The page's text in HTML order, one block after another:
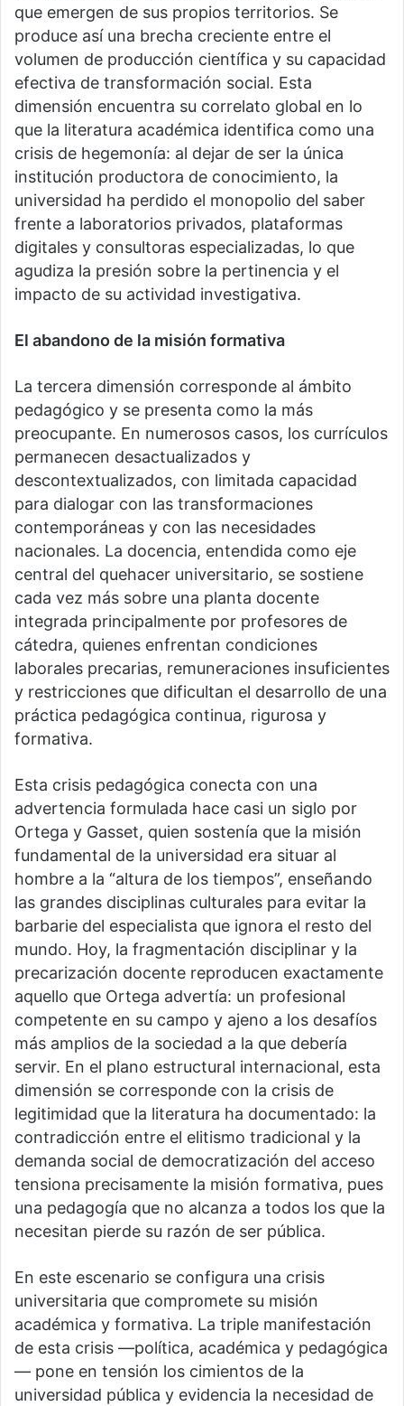
que emergen de sus propios territorios. Se
produce así una brecha creciente entre el
volumen de producción científica y su capacidad
efectiva de transformación social. Esta
dimensión encuentra su correlato global en lo
que la literatura académica identifica como una
crisis de hegemonía: al dejar de ser la única
institución productora de conocimiento, la
universidad ha perdido el monopolio del saber
frente a laboratorios privados, plataformas
digitales y consultoras especializadas, lo que
agudiza la presión sobre la pertinencia y el
impacto de su actividad investigativa.
El abandono de la misión formativa
La tercera dimensión corresponde al ámbito
pedagógico y se presenta como la más
preocupante. En numerosos casos, los currículos
permanecen desactualizados y
descontextualizados, con limitada capacidad
para dialogar con las transformaciones
contemporáneas y con las necesidades
nacionales. La docencia, entendida como eje
central del quehacer universitario, se sostiene
cada vez más sobre una planta docente
integrada principalmente por profesores de
cátedra, quienes enfrentan condiciones
laborales precarias, remuneraciones insuficientes
y restricciones que dificultan el desarrollo de una
práctica pedagógica continua, rigurosa y
formativa.
Esta crisis pedagógica conecta con una
advertencia formulada hace casi un siglo por
Ortega y Gasset, quien sostenía que la misión
fundamental de la universidad era situar al
hombre a la “altura de los tiempos”, enseñando
las grandes disciplinas culturales para evitar la
barbarie del especialista que ignora el resto del
mundo. Hoy, la fragmentación disciplinar y la
precarización docente reproducen exactamente
aquello que Ortega advertía: un profesional
competente en su campo y ajeno a los desafíos
más amplios de la sociedad a la que debería
servir. En el plano estructural internacional, esta
dimensión se corresponde con la crisis de
legitimidad que la literatura ha documentado: la
contradicción entre el elitismo tradicional y la
demanda social de democratización del acceso
tensiona precisamente la misión formativa, pues
una pedagogía que no alcanza a todos los que la
necesitan pierde su razón de ser pública.
En este escenario se configura una crisis
universitaria que compromete su misión
académica y formativa. La triple manifestación
de esta crisis —política, académica y pedagógica
— pone en tensión los cimientos de la
universidad pública y evidencia la necesidad de